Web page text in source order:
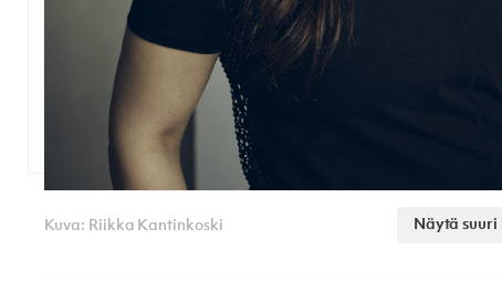
Kuva: Riikka Kantinkoski Näytä suuri